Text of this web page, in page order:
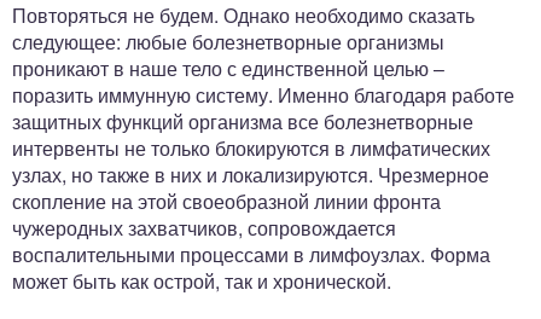
Повторяться не будем. Однако необходимо сказать
следующее: любые болезнетворные организмы
проникают в наше тело с единственной целью –
поразить иммунную систему. Именно благодаря работе
защитных функций организма все болезнетворные
интервенты не только блокируются в лимфатических
узлах, но также в них и локализируются. Чрезмерное
скопление на этой своеобразной линии фронта
чужеродных захватчиков, сопровождается
воспалительными процессами в лимфоузлах. Форма
может быть как острой, так и хронической.